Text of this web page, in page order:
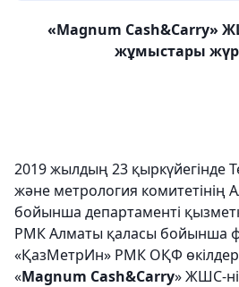
«Magnum Cash&Carry»
жұмыстары
2019 жылдың 23 қыркүйегінде
және метрология комитетінің
бойынша департаменті
РМК Алматы қаласы бойынша
«ҚазМетрИн» РМК ОҚФ
«Magnum Cash&Carry» ЖШС-н